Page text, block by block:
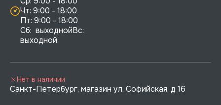
Чт: 9:00 - 18:00
Пт: 9:00 - 18:00
Сб:  выходнойВс:
выходной
Санкт-Петербург, магазин ул. Софийская, д 16
Нет в наличии